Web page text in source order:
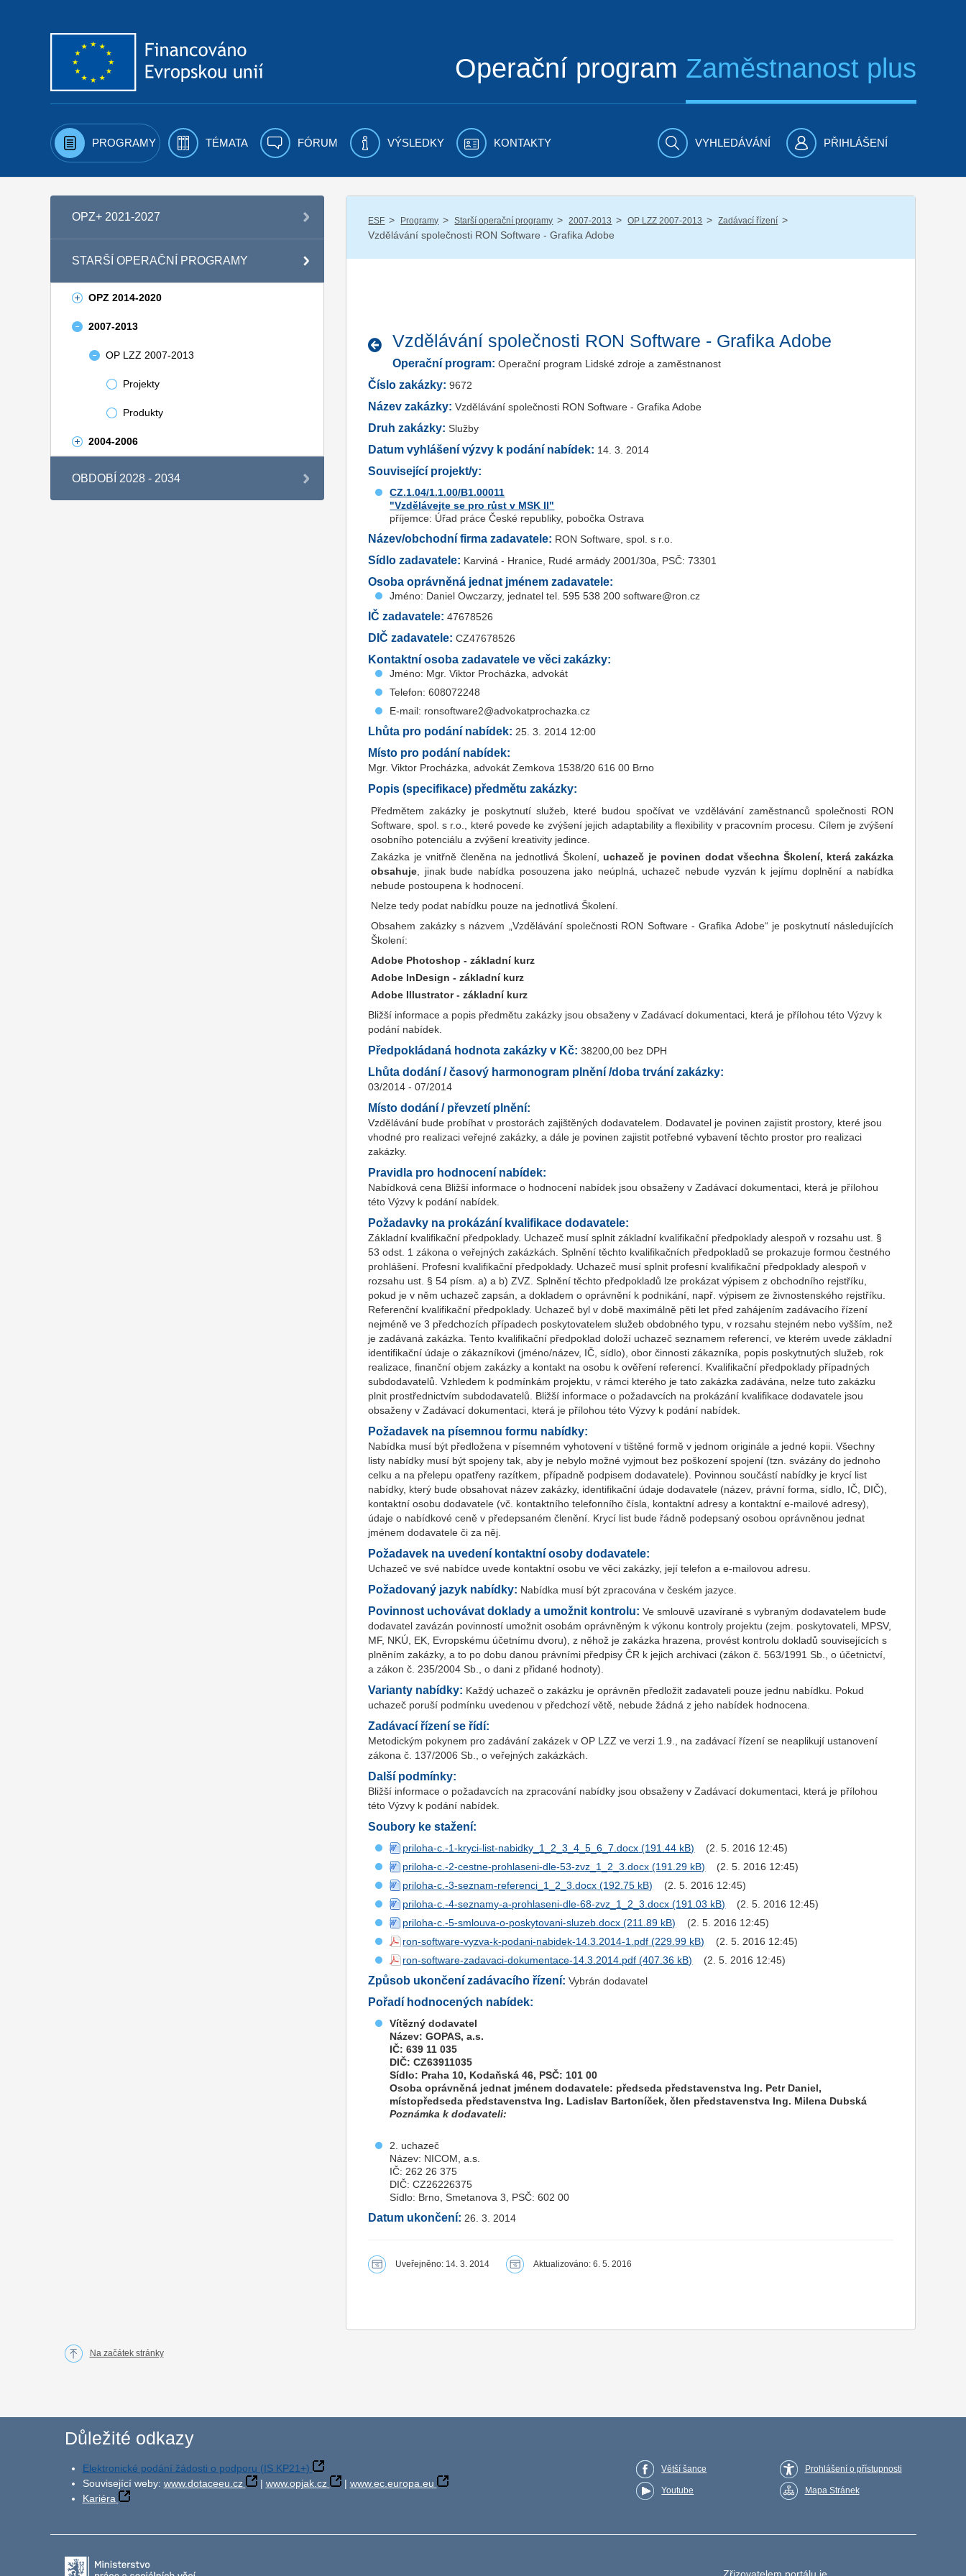
Operační program Zaměstnanost plus
PROGRAMY TÉMATA FÓRUM VÝSLEDKY KONTAKTY VYHLEDÁVÁNÍ PŘIHLÁŠENÍ
OPZ+ 2021-2027
STARŠÍ OPERAČNÍ PROGRAMY
OPZ 2014-2020
2007-2013
OP LZZ 2007-2013
Projekty
Produkty
2004-2006
OBDOBÍ 2028 - 2034
ESF / Programy / Starší operační programy / 2007-2013 / OP LZZ 2007-2013 / Zadávací řízení /
Vzdělávání společnosti RON Software - Grafika Adobe
Vzdělávání společnosti RON Software - Grafika Adobe
Operační program: Operační program Lidské zdroje a zaměstnanost
Číslo zakázky: 9672
Název zakázky: Vzdělávání společnosti RON Software - Grafika Adobe
Druh zakázky: Služby
Datum vyhlášení výzvy k podání nabídek: 14. 3. 2014
Související projekt/y:
CZ.1.04/1.1.00/B1.00011
"Vzdělávejte se pro růst v MSK II"
příjemce: Úřad práce České republiky, pobočka Ostrava
Název/obchodní firma zadavatele: RON Software, spol. s r.o.
Sídlo zadavatele: Karviná - Hranice, Rudé armády 2001/30a, PSČ: 73301
Osoba oprávněná jednat jménem zadavatele:
Jméno: Daniel Owczarzy, jednatel tel. 595 538 200 software@ron.cz
IČ zadavatele: 47678526
DIČ zadavatele: CZ47678526
Kontaktní osoba zadavatele ve věci zakázky:
Jméno: Mgr. Viktor Procházka, advokát
Telefon: 608072248
E-mail: ronsoftware2@advokatprochazka.cz
Lhůta pro podání nabídek: 25. 3. 2014 12:00
Místo pro podání nabídek:
Mgr. Viktor Procházka, advokát Zemkova 1538/20 616 00 Brno
Popis (specifikace) předmětu zakázky:
Předmětem zakázky je poskytnutí služeb, které budou spočívat ve vzdělávání zaměstnanců společnosti RON
Software, spol. s r.o., které povede ke zvýšení jejich adaptability a flexibility v pracovním procesu. Cílem je zvýšení
osobního potenciálu a zvýšení kreativity jedince.
Zakázka je vnitřně členěna na jednotlivá Školení,uchazeč je povinen dodat všechna Školení, která zakázka
obsahuje , jinak bude nabídka posouzena jako neúplná, uchazeč nebude vyzván k jejímu doplnění a nabídka
nebude postoupena k hodnocení.
Nelze tedy podat nabídku pouze na jednotlivá Školení.
Obsahem zakázky s názvem „Vzdělávání společnosti RON Software - Grafika Adobe“ je poskytnutí následujících
Školení:
Adobe Photoshop - základní kurz
Adobe InDesign - základní kurz
Adobe Illustrator - základní kurz
Bližší informace a popis předmětu zakázky jsou obsaženy v Zadávací dokumentaci, která je přílohou této Výzvy k
podání nabídek.
Předpokládaná hodnota zakázky v Kč: 38200,00 bez DPH
Lhůta dodání / časový harmonogram plnění /doba trvání zakázky:
03/2014 - 07/2014
Místo dodání / převzetí plnění:
Vzdělávání bude probíhat v prostorách zajištěných dodavatelem. Dodavatel je povinen zajistit prostory, které jsou
vhodné pro realizaci veřejné zakázky, a dále je povinen zajistit potřebné vybavení těchto prostor pro realizaci
zakázky.
Pravidla pro hodnocení nabídek:
Nabídková cena Bližší informace o hodnocení nabídek jsou obsaženy v Zadávací dokumentaci, která je přílohou
této Výzvy k podání nabídek.
Požadavky na prokázání kvalifikace dodavatele:
Základní kvalifikační předpoklady. Uchazeč musí splnit základní kvalifikační předpoklady alespoň v rozsahu ust. §
53 odst. 1 zákona o veřejných zakázkách. Splnění těchto kvalifikačních předpokladů se prokazuje formou čestného
prohlášení. Profesní kvalifikační předpoklady. Uchazeč musí splnit profesní kvalifikační předpoklady alespoň v
rozsahu ust. § 54 písm. a) a b) ZVZ. Splnění těchto předpokladů lze prokázat výpisem z obchodního rejstříku,
pokud je v něm uchazeč zapsán, a dokladem o oprávnění k podnikání, např. výpisem ze živnostenského rejstříku.
Referenční kvalifikační předpoklady. Uchazeč byl v době maximálně pěti let před zahájením zadávacího řízení
nejméně ve 3 předchozích případech poskytovatelem služeb obdobného typu, v rozsahu stejném nebo vyšším, než
je zadávaná zakázka. Tento kvalifikační předpoklad doloží uchazeč seznamem referencí, ve kterém uvede základní
identifikační údaje o zákazníkovi (jméno/název, IČ, sídlo), obor činnosti zákazníka, popis poskytnutých služeb, rok
realizace, finanční objem zakázky a kontakt na osobu k ověření referencí. Kvalifikační předpoklady případných
subdodavatelů. Vzhledem k podmínkám projektu, v rámci kterého je tato zakázka zadávána, nelze tuto zakázku
plnit prostřednictvím subdodavatelů. Bližší informace o požadavcích na prokázání kvalifikace dodavatele jsou
obsaženy v Zadávací dokumentaci, která je přílohou této Výzvy k podání nabídek.
Požadavek na písemnou formu nabídky:
Nabídka musí být předložena v písemném vyhotovení v tištěné formě v jednom originále a jedné kopii. Všechny
listy nabídky musí být spojeny tak, aby je nebylo možné vyjmout bez poškození spojení (tzn. svázány do jednoho
celku a na přelepu opatřeny razítkem, případně podpisem dodavatele). Povinnou součástí nabídky je krycí list
nabídky, který bude obsahovat název zakázky, identifikační údaje dodavatele (název, právní forma, sídlo, IČ, DIČ),
kontaktní osobu dodavatele (vč. kontaktního telefonního čísla, kontaktní adresy a kontaktní e-mailové adresy),
údaje o nabídkové ceně v předepsaném členění. Krycí list bude řádně podepsaný osobou oprávněnou jednat
jménem dodavatele či za něj.
Požadavek na uvedení kontaktní osoby dodavatele:
Uchazeč ve své nabídce uvede kontaktní osobu ve věci zakázky, její telefon a e-mailovou adresu.
Požadovaný jazyk nabídky: Nabídka musí být zpracována v českém jazyce.
Povinnost uchovávat doklady a umožnit kontrolu: Ve smlouvě uzavírané s vybraným dodavatelem bude
dodavatel zavázán povinností umožnit osobám oprávněným k výkonu kontroly projektu (zejm. poskytovateli, MPSV,
MF, NKÚ, EK, Evropskému účetnímu dvoru), z něhož je zakázka hrazena, provést kontrolu dokladů souvisejících s
plněním zakázky, a to po dobu danou právními předpisy ČR k jejich archivaci (zákon č. 563/1991 Sb., o účetnictví,
a zákon č. 235/2004 Sb., o dani z přidané hodnoty).
Varianty nabídky: Každý uchazeč o zakázku je oprávněn předložit zadavateli pouze jednu nabídku. Pokud
uchazeč poruší podmínku uvedenou v předchozí větě, nebude žádná z jeho nabídek hodnocena.
Zadávací řízení se řídí:
Metodickým pokynem pro zadávání zakázek v OP LZZ ve verzi 1.9., na zadávací řízení se neaplikují ustanovení
zákona č. 137/2006 Sb., o veřejných zakázkách.
Další podmínky:
Bližší informace o požadavcích na zpracování nabídky jsou obsaženy v Zadávací dokumentaci, která je přílohou
této Výzvy k podání nabídek.
Soubory ke stažení:
priloha-c.-1-kryci-list-nabidky_1_2_3_4_5_6_7.docx
(2. 5. 2016 12:45)
priloha-c.-2-cestne-prohlaseni-dle-53-zvz_1_2_3.docx
(2. 5. 2016 12:45)
priloha-c.-3-seznam-referenci_1_2_3.docx
(2. 5. 2016 12:45)
priloha-c.-4-seznamy-a-prohlaseni-dle-68-zvz_1_2_3.docx
(2. 5. 2016 12:45)
priloha-c.-5-smlouva-o-poskytovani-sluzeb.docx
(2. 5. 2016 12:45)
ron-software-vyzva-k-podani-nabidek-14.3.2014-1.pdf
(2. 5. 2016 12:45)
ron-software-zadavaci-dokumentace-14.3.2014.pdf
(2. 5. 2016 12:45)
Způsob ukončení zadávacího řízení: Vybrán dodavatel
Pořadí hodnocených nabídek:
Vítězný dodavatel
Název: GOPAS, a.s.
IČ: 639 11 035
DIČ: CZ63911035
Sídlo: Praha 10, Kodaňská 46, PSČ: 101 00
Osoba oprávněná jednat jménem dodavatele: předseda představenstva Ing. Petr Daniel,
místopředseda představenstva Ing. Ladislav Bartoníček, člen představenstva Ing. Milena Dubská
Poznámka k dodavateli:
2. uchazeč
Název: NICOM, a.s.
IČ: 262 26 375
DIČ: CZ26226375
Sídlo: Brno, Smetanova 3, PSČ: 602 00
Datum ukončení: 26. 3. 2014
Uveřejněno: 14. 3. 2014 Aktualizováno: 6. 5. 2016
Na začátek stránky
Důležité odkazy
Elektronické podání žádosti o podporu (IS KP21+)
Související weby: www.dotaceeu.cz | www.opjak.cz | www.ec.europa.eu
Kariéra
Větší šance
Youtube
Prohlášení o přístupnosti
Mapa Stránek